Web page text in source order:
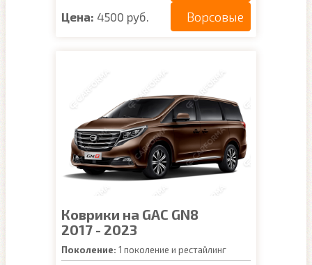
Цена: 4500 руб. Ворсовые
Коврики на GAC GN8
2017 - 2023
Поколение: 1 поколение и рестайлинг